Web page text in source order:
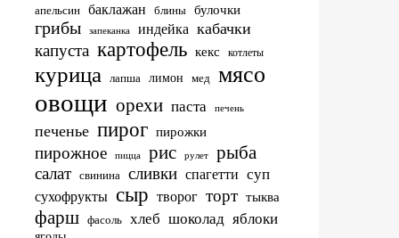
апельсин баклажан блины булочки
грибы запеканка индейка кабачки
капуста картофель кекс котлеты
курица лапша лимон мед мясо
овощи орехи паста печень
печенье пирог пирожки
пирожное пицца рис рулет рыба
салат свинина сливки спагетти суп
сухофрукты сыр творог торт тыква
фарш фасоль хлеб шоколад яблоки